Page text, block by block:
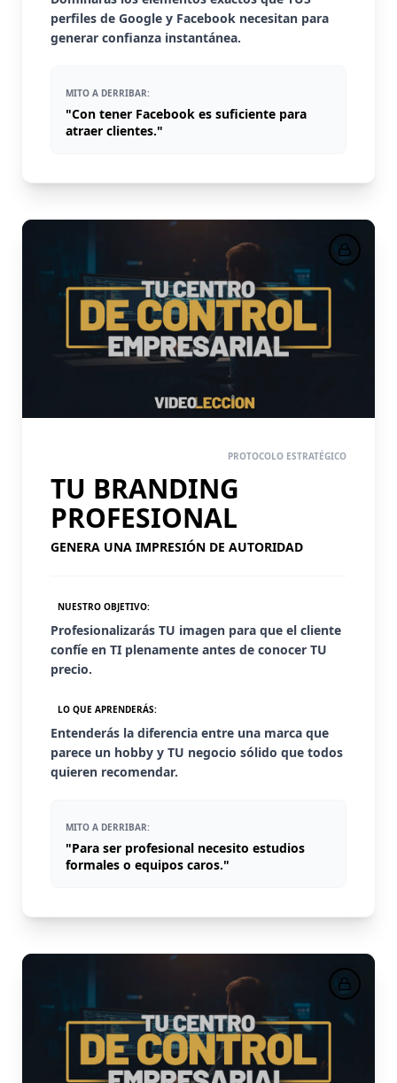
perfiles de Google y Facebook necesitan para
generar confianza instantánea.
MITO A DERRIBAR:
"Con tener Facebook es suficiente para
atraer clientes."
PROTOCOLO ESTRATÉGICO
TU BRANDING
PROFESIONAL
GENERA UNA IMPRESIÓN DE AUTORIDAD
NUESTRO OBJETIVO:
Profesionalizarás TU imagen para que el cliente
confíe en TI plenamente antes de conocer TU
precio.
LO QUE APRENDERÁS:
Entenderás la diferencia entre una marca que
parece un hobby y TU negocio sólido que todos
quieren recomendar.
MITO A DERRIBAR:
"Para ser profesional necesito estudios
formales o equipos caros."